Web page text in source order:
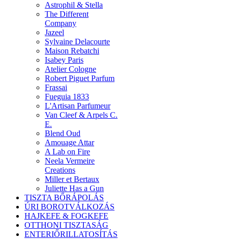
Astrophil & Stella
The Different
Company
Jazeel
Sylvaine Delacourte
Maison Rebatchi
Isabey Paris
Atelier Cologne
Robert Piguet Parfum
Frassai
Fueguia 1833
L'Artisan Parfumeur
Van Cleef & Arpels C.
E.
Blend Oud
Amouage Attar
A Lab on Fire
Neela Vermeire
Creations
Miller et Bertaux
Juliette Has a Gun
TISZTA BŐRÁPOLÁS
ÚRI BOROTVÁLKOZÁS
HAJKEFE & FOGKEFE
OTTHONI TISZTASÁG
ENTERIŐRILLATOSÍTÁS